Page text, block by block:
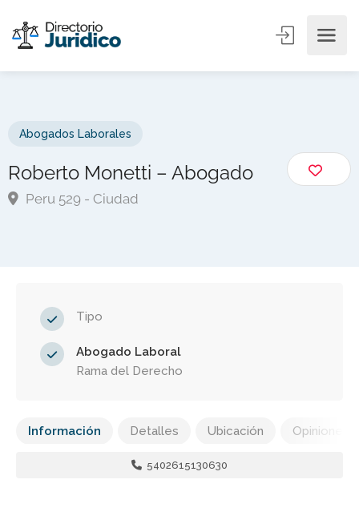
Abogados Laborales
Roberto Monetti – Abogado
Peru 529 - Ciudad
Tipo
Abogado Laboral
Rama del Derecho
Información Detalles Ubicación Opiniones
5402615130630